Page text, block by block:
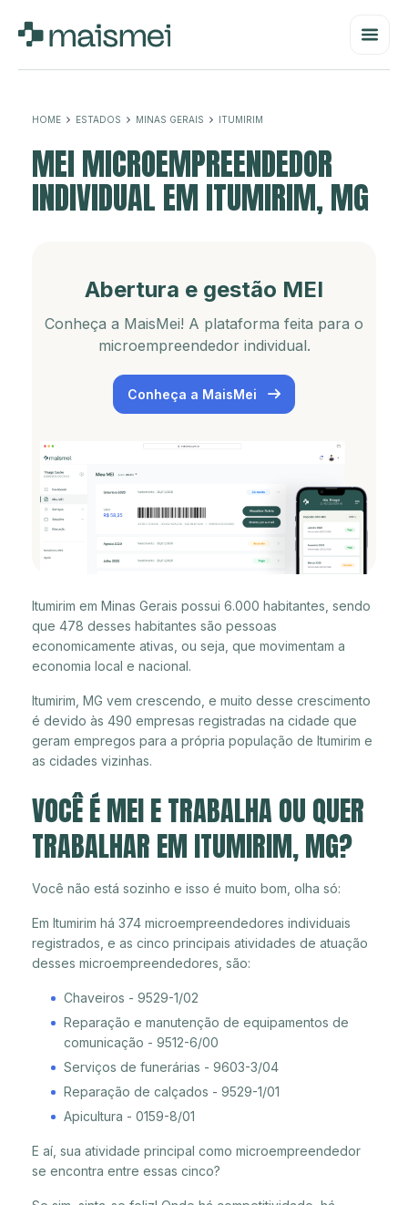
HOME ESTADOS MINAS GERAIS ITUMIRIM
MEI MICROEMPREENDEDOR
INDIVIDUAL EM ITUMIRIM, MG
Abertura e gestão MEI
Conheça a MaisMei! A plataforma feita para o
microempreendedor individual.
Conheça a MaisMei
Itumirim em Minas Gerais possui 6.000 habitantes, sendo
que 478 desses habitantes são pessoas
economicamente ativas, ou seja, que movimentam a
economia local e nacional.
Itumirim, MG vem crescendo, e muito desse crescimento
é devido às 490 empresas registradas na cidade que
geram empregos para a própria população de Itumirim e
as cidades vizinhas.
VOCÊ É MEI E TRABALHA OU QUER
TRABALHAR EM ITUMIRIM, MG?
Você não está sozinho e isso é muito bom, olha só:
Em Itumirim há 374 microempreendedores individuais
registrados, e as cinco principais atividades de atuação
desses microempreendedores, são:
Chaveiros - 9529-1/02
Reparação e manutenção de equipamentos de
comunicação - 9512-6/00
Serviços de funerárias - 9603-3/04
Reparação de calçados - 9529-1/01
Apicultura - 0159-8/01
E aí, sua atividade principal como microempreendedor
se encontra entre essas cinco?